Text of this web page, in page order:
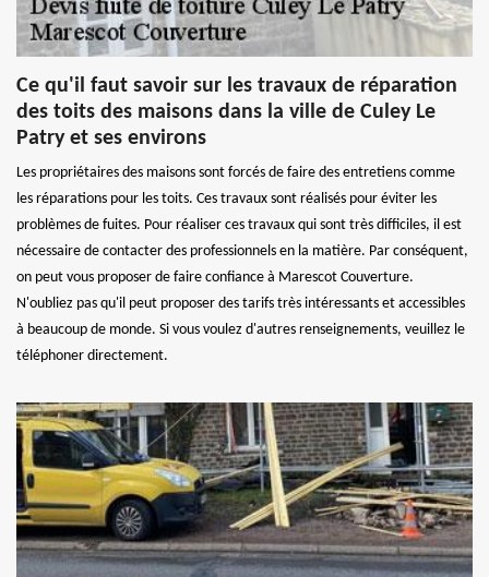
Ce qu'il faut savoir sur les travaux de réparation
des toits des maisons dans la ville de Culey Le
Patry et ses environs
Les propriétaires des maisons sont forcés de faire des entretiens comme
les réparations pour les toits. Ces travaux sont réalisés pour éviter les
problèmes de fuites. Pour réaliser ces travaux qui sont très difficiles, il est
nécessaire de contacter des professionnels en la matière. Par conséquent,
on peut vous proposer de faire confiance à Marescot Couverture.
N'oubliez pas qu'il peut proposer des tarifs très intéressants et accessibles
à beaucoup de monde. Si vous voulez d'autres renseignements, veuillez le
téléphoner directement.